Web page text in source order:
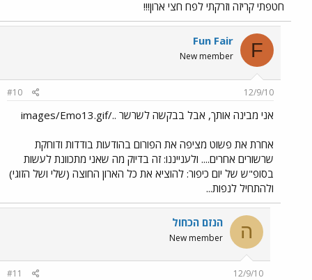
חטפתי קריזה וזרקתי לפח חצי ארון!!!
F
Fun Fair
New member
12/9/10
#10
אני מבינה אותך, אבל בבקשה לשרשר ../images/Emo13.gif
אחרת את פשוט מציפה את הפורום בהודעות בודדות ודוחקת
שרשורים אחרים.... ולענייננו: זה בדיוק מה שאני מתכוונת לעשות
בסופ"ש של יום כיפור: להוציא את כל הארון החוצה (שלי ושל הזוגי)
ולהתחיל לנפות...
ה הנזם הכחול
New member
12/9/10
#11